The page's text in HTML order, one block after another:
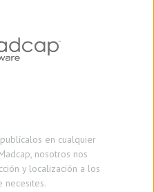
en cualquier
nosotros nos
y localización a los
necesites.